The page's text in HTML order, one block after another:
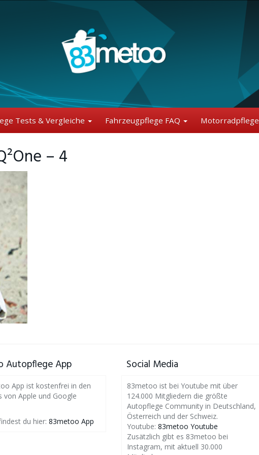
Tests & Vergleiche Fahrzeugpflege FAQ Motorradpflege
– 4
Autopflege App
App ist kostenfrei in den
von Apple und Google
du hier: 83metoo App
Social Media
83metoo ist bei Youtube mit über
124.000 Mitgliedern die größte
Autopflege Community in Deutschland,
Österreich und der Schweiz.
Youtube: 83metoo Youtube
Zusätzlich gibt es 83metoo bei
Instagram, mit aktuell 30.000